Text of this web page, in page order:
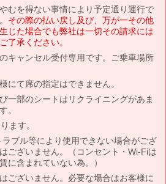
むを得ない事情により予定通り運行で
その際の払い戻し及び、万が一その他
じた場合でも弊社は一切その請求には
了承ください。
キャンセル受付専用です。ご乗車場所
にて席の指定はできません。
一部のシートはリクライニングがあま
。
ます。
ブル等により使用できない場合がござ
ございません。（コンセント・Wi-Fiは
に含まれていない為。）
ございません。必要な場合はお客様に